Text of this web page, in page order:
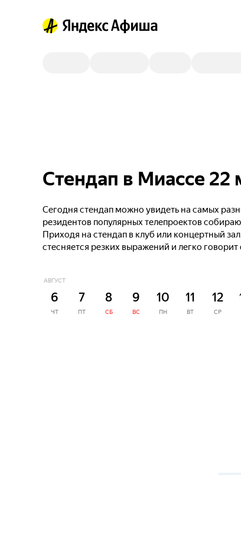
Стендап в Миассе 22
Сегодня стендап можно увидеть на самых
резидентов популярных телепроектов
Приходя на стендап в клуб или концертный
стесняется резких выражений и легко
АВГУСТ
6
ЧТ
7
ПТ
8
СБ
9
ВС
10
ПН
11
ВТ
12
СР